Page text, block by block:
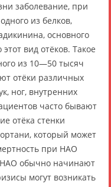
заболевание, при
из белков,
основного
вид отёков. Такое
из 10—50 тысяч
отёки различных
ног, внутренних
часто бывают
отёка стенки
который может
при НАО
обычно начинают
могут возникать